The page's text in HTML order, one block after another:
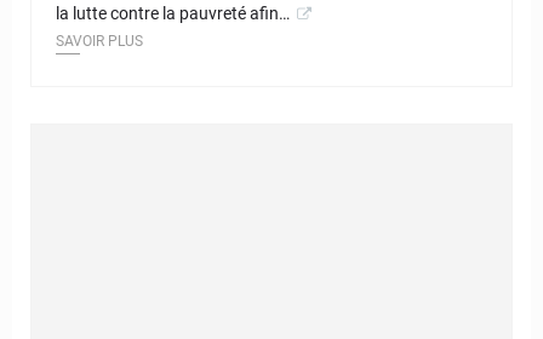
la lutte contre la pauvreté afin…
SAVOIR PLUS